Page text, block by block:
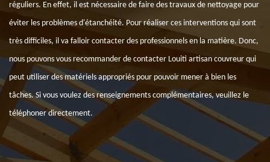
réguliers. En effet, il est nécessaire de faire des travaux de nettoyage pour
éviter les problèmes d'étanchéité. Pour réaliser ces interventions qui sont
très difficiles, il va falloir contacter des professionnels en la matière. Donc,
nous pouvons vous recommander de contacter Louiti artisan couvreur qui
peut utiliser des matériels appropriés pour pouvoir mener à bien les
tâches. Si vous voulez des renseignements complémentaires, veuillez le
téléphoner directement.